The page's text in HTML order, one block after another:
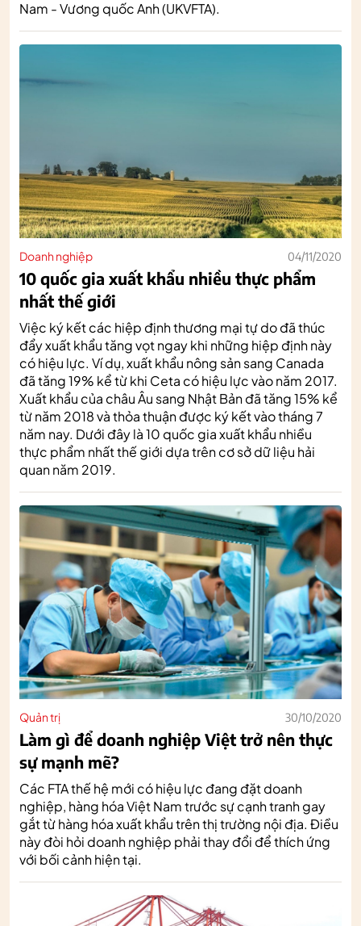
Nam - Vương quốc Anh (UKVFTA).
Doanh nghiệp 04/11/2020
10 quốc gia xuất khẩu nhiều thực phẩm
nhất thế giới
Việc ký kết các hiệp định thương mại tự do đã thúc
đẩy xuất khẩu tăng vọt ngay khi những hiệp định này
có hiệu lực. Ví dụ, xuất khẩu nông sản sang Canada
đã tăng 19% kể từ khi Ceta có hiệu lực vào năm 2017.
Xuất khẩu của châu Âu sang Nhật Bản đã tăng 15% kể
từ năm 2018 và thỏa thuận được ký kết vào tháng 7
năm nay. Dưới đây là 10 quốc gia xuất khẩu nhiều
thực phẩm nhất thế giới dựa trên cơ sở dữ liệu hải
quan năm 2019.
Quản trị 30/10/2020
Làm gì để doanh nghiệp Việt trở nên thực
sự mạnh mẽ?
Các FTA thế hệ mới có hiệu lực đang đặt doanh
nghiệp, hàng hóa Việt Nam trước sự cạnh tranh gay
gắt từ hàng hóa xuất khẩu trên thị trường nội địa. Điều
này đòi hỏi doanh nghiệp phải thay đổi để thích ứng
với bối cảnh hiện tại.